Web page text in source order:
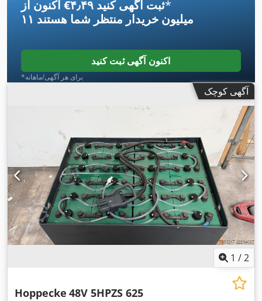
اکنون از ‎€۴٫۴۹ ثبت آگهی کنید*
۱۱ میلیون خریدار منتظر شما هستند
اکنون آگهی ثبت کنید
*برای هر آگهی/ماهانه
آگهی کوچک
1 /2
Hoppecke 48V 5HPZS 625